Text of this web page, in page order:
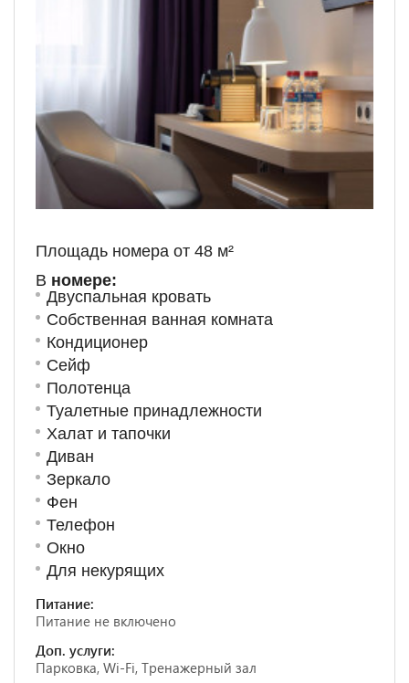
Площадь номера от 48 м²
В номере:
Двуспальная кровать
Собственная ванная комната
Кондиционер
Сейф
Полотенца
Туалетные принадлежности
Халат и тапочки
Диван
Зеркало
Фен
Телефон
Окно
Для некурящих
Питание:
Питание не включено
Доп. услуги:
Парковка, Wi-Fi, Тренажерный зал